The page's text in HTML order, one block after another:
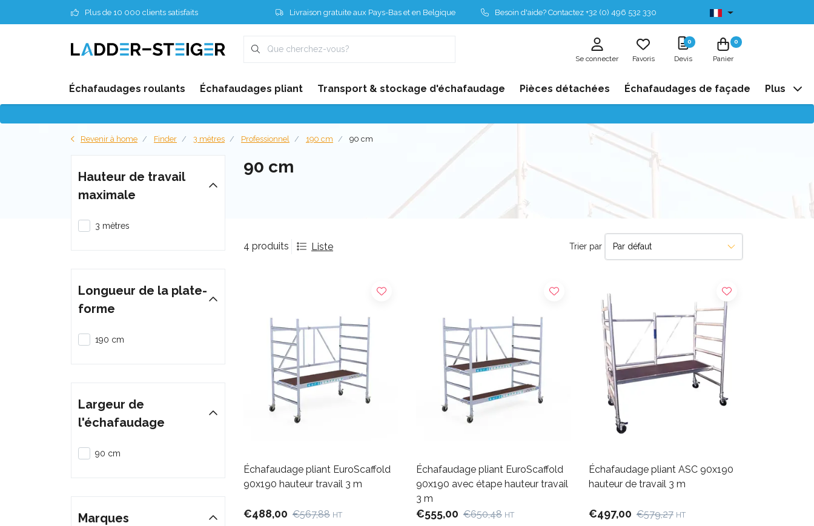
Plus de 10 000 clients satisfaits Livraison gratuite aux Pays-Bas et en Belgique Besoin d'aide? Contactez +32 (0) 496 532 330 Disponibles de stock
Se connecter Favoris
0
Devis
0
Panier
Échafaudages roulants Échafaudages pliant Transport & stockage d'échafaudage Pièces détachées Échafaudages de façade Plus
Revenir à home Finder 3 mètres Professionnel 190 cm 90 cm
90 cm
4 produits Liste Trier par
Échafaudage pliant EuroScaffold
90x190 hauteur travail 3 m
€488,00 €567,88 HT
Échafaudage pliant EuroScaffold
90x190 avec étape hauteur travail
3 m
€555,00 €650,48 HT
Échafaudage pliant ASC 90x190
hauteur de travail 3 m
€497,00 €579,27 HT
Hauteur de travail
maximale
3 mètres
Longueur de la plate-
forme
190 cm
Largeur de
l'échafaudage
90 cm
Marques